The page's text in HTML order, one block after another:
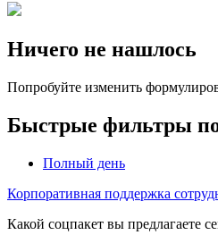
Ничего не нашлось
Попробуйте изменить
Быстрые фильтры
Полный день
Корпоративная поддержка
Какой соцпакет вы предлагаете